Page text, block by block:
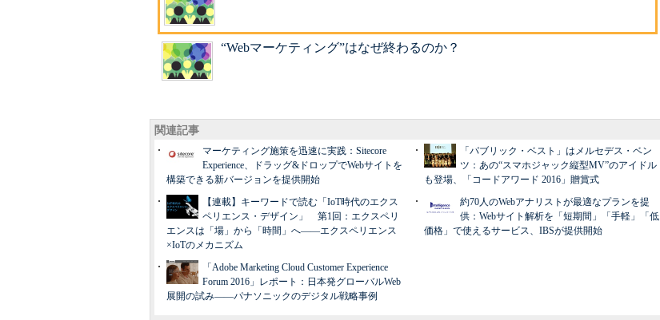
“Webマーケティング”はなぜ終わるのか？
関連記事
マーケティング施策を迅速に実践：Sitecore
Experience、ドラッグ&ドロップでWebサイトを
構築できる新バージョンを提供開始
「パブリック・ベスト」はメルセデス・ベン
ツ：あの“スマホジャック縦型MV”のアイドル
も登場、「コードアワード 2016」贈賞式
【連載】キーワードで読む「IoT時代のエクス
ペリエンス・デザイン」 第1回：エクスペリ
エンスは「場」から「時間」へ――エクスペリエンス
×IoTのメカニズム
約70人のWebアナリストが最適なプランを提
供：Webサイト解析を「短期間」「手軽」「低
価格」で使えるサービス、IBSが提供開始
「Adobe Marketing Cloud Customer Experience
Forum 2016」レポート：日本発グローバルWeb
展開の試み――パナソニックのデジタル戦略事例